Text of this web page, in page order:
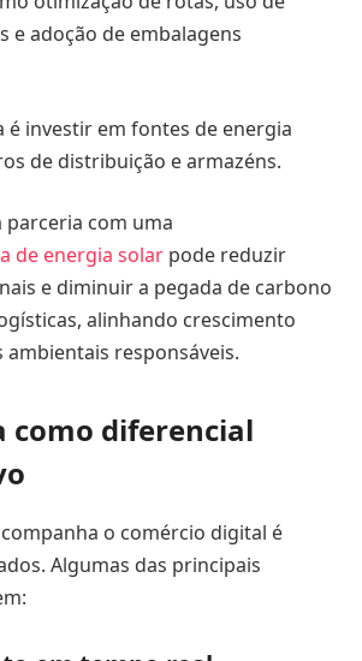
e adoção de embalagens
é investir em fontes de energia
de distribuição e armazéns.
parceria com uma
de energia solar pode reduzir
e diminuir a pegada de carbono
alinhando crescimento
responsáveis.
como diferencial
o comércio digital é
Algumas das principais